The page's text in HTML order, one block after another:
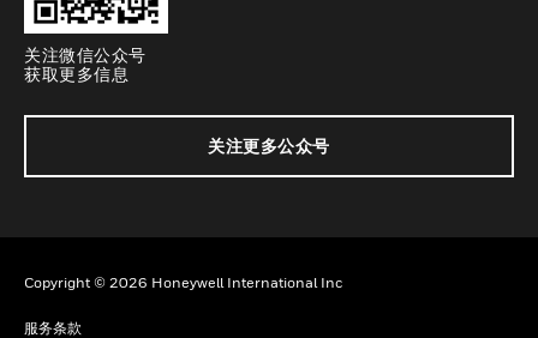
关注微信公众号
获取更多信息
关注更多公众号
Copyright © 2026 Honeywell International Inc
服务条款